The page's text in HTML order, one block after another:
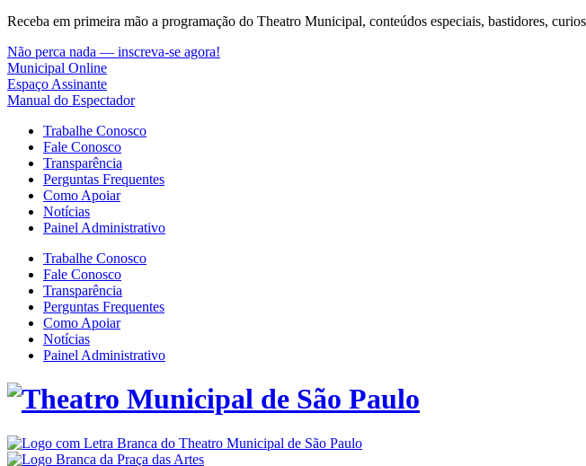
Receba em primeira mão a programação do Theatro Municipal, conteúdos especiais, bastidores,
Não perca nada — inscreva-se agora!
Municipal Online
Espaço Assinante
Manual do Espectador
Trabalhe Conosco
Fale Conosco
Transparência
Perguntas Frequentes
Como Apoiar
Notícias
Painel Administrativo
Trabalhe Conosco
Fale Conosco
Transparência
Perguntas Frequentes
Como Apoiar
Notícias
Painel Administrativo